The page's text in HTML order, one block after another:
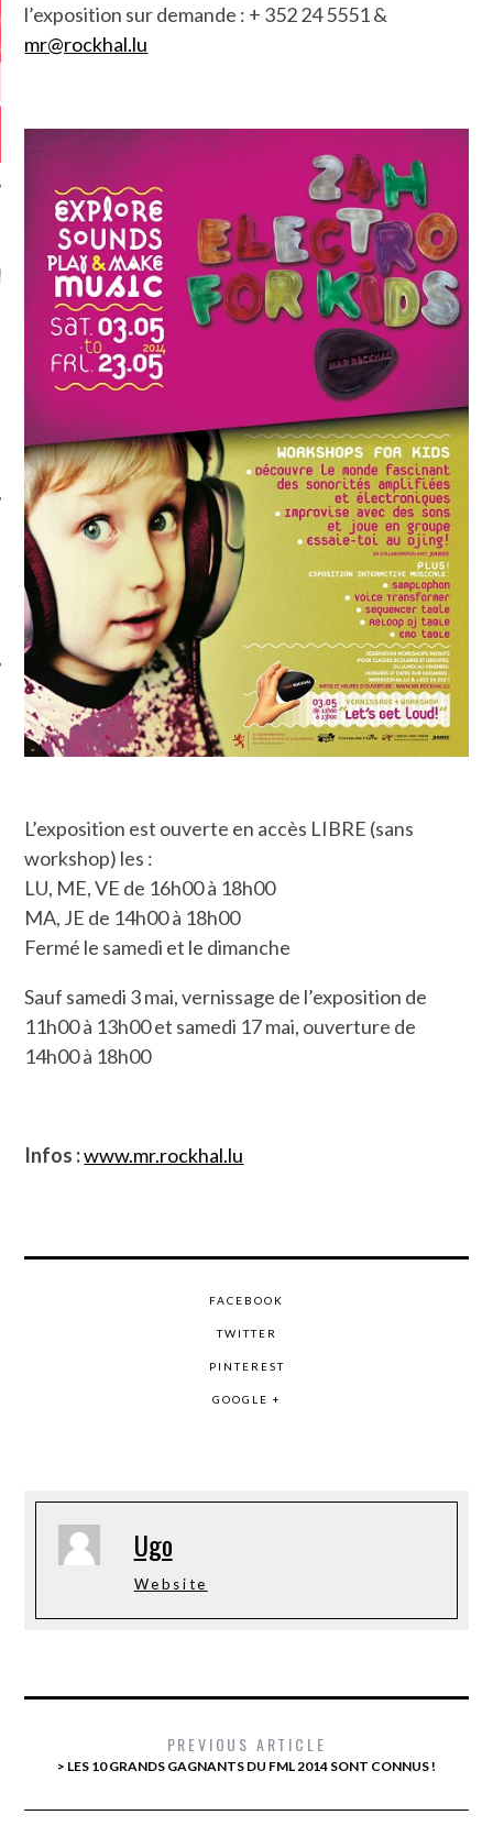
KARMA –
ANNIVERSAIRE
SOCIAUX
l’exposition sur demande : + 352 24 5551 &
mr@rockhal.lu
L’exposition est ouverte en accès LIBRE (sans
workshop) les :
LU, ME, VE de 16h00 à 18h00
MA, JE de 14h00 à 18h00
Fermé le samedi et le dimanche
Sauf samedi 3 mai, vernissage de l’exposition de
11h00 à 13h00 et samedi 17 mai, ouverture de
14h00 à 18h00
Infos :www.mr.rockhal.lu
FACEBOOK
TWITTER
PINTEREST
GOOGLE +
Ugo
Website
PREVIOUS ARTICLE
> LES 10 GRANDS GAGNANTS DU FML 2014 SONT CONNUS !